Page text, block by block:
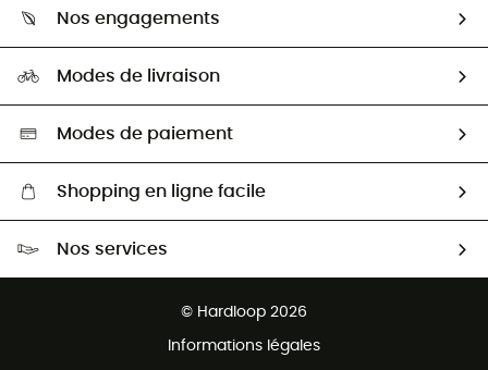
Guide des tailles
Seconde Main
Aide & Contact
HardGuides
Nos engagements
Sélection éco-responsable
Modes de livraison
Modes de paiement
Shopping en ligne facile
Nos services
© Hardloop 2026
Informations légales